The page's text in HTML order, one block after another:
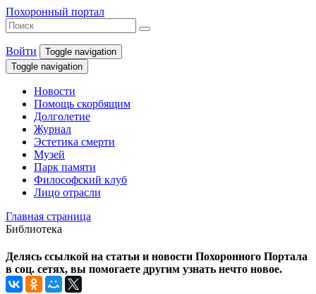
Похоронный портал
Войти
Toggle navigation
Toggle navigation
Новости
Помощь скорбящим
Долголетие
Журнал
Эстетика смерти
Музей
Парк памяти
Философский клуб
Лицо отрасли
Главная страница
Библиотека
Делясь ссылкой на статьи и новости Похоронного Портала
в соц. сетях, вы помогаете другим узнать нечто новое.